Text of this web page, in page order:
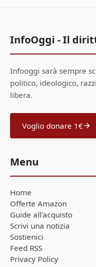
InfoOggi - Il
Infooggi sarà sempre
politico, ideologico,
libera.
Voglio donare 1€
Menu
Home
Offerte Amazon
Guide all'acquisto
Scrivi una notizia
Sostienici
Feed RSS
Privacy Policy